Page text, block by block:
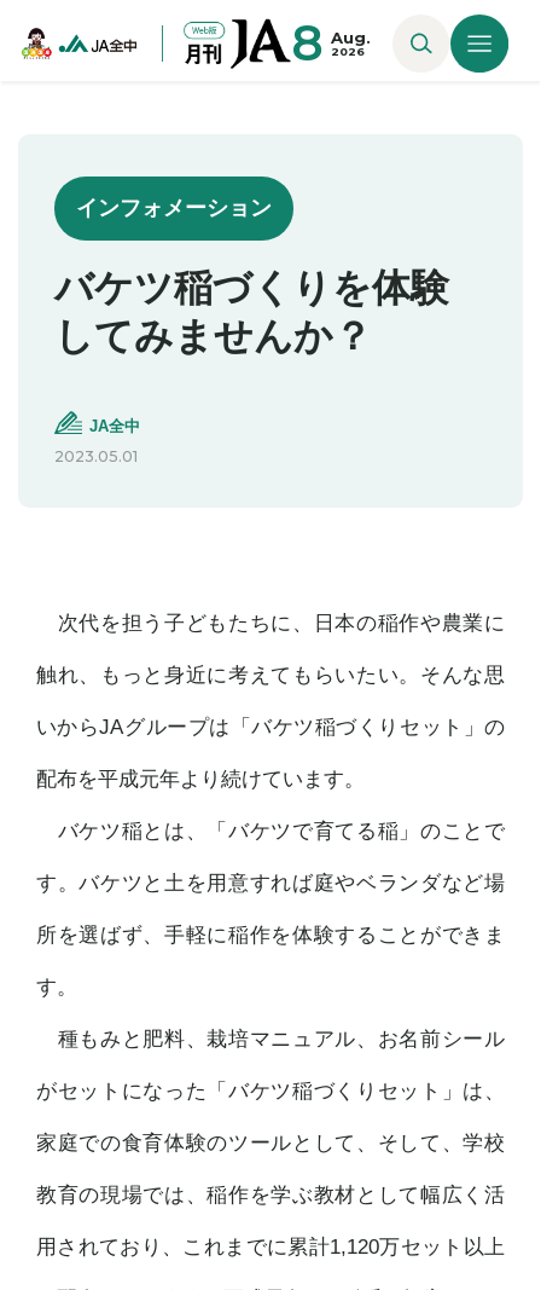
8 Aug.
2026
インフォメーション
バケツ稲づくりを体験
してみませんか？
JA全中
2023.05.01
次代を担う子どもたちに、日本の稲作や農業に
触れ、もっと身近に考えてもらいたい。そんな思
いからJAグループは「バケツ稲づくりセット」の
配布を平成元年より続けています。
バケツ稲とは、「バケツで育てる稲」のことで
す。バケツと土を用意すれば庭やベランダなど場
所を選ばず、手軽に稲作を体験することができま
す。
種もみと肥料、栽培マニュアル、お名前シール
がセットになった「バケツ稲づくりセット」は、
家庭での食育体験のツールとして、そして、学校
教育の現場では、稲作を学ぶ教材として幅広く活
用されており、これまでに累計1,120万セット以上